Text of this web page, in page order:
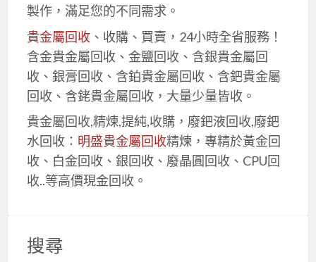
製作，滿足您的不同需求。
貴金屬回收、收購、買賣，24小時全省服務！
含金貴金屬回收、金鹽回收、含銀貴金屬回
收、銀膏回收、含鉑貴金屬回收、含鈀貴金屬
回收、含銠貴金屬回收，大量少量皆收。
貴金屬回收,精煉,提純,收購，廢鈀液回收,廢鈀
水回收： 明盛貴金屬回收精煉，專精於黃金回
收、白金回收、銀回收、廢晶圓回收、CPU回
收..等高價現金回收。
搜尋